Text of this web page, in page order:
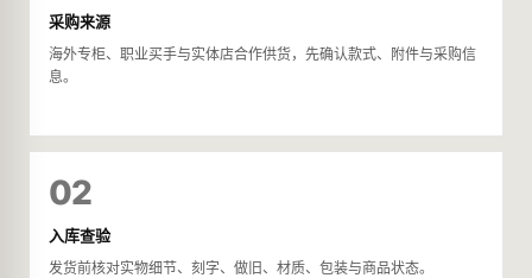
采购来源
海外专柜、职业买手与实体店合作供货，先确认款式、附件与采购信
息。
02
入库查验
发货前核对实物细节、刻字、做旧、材质、包装与商品状态。